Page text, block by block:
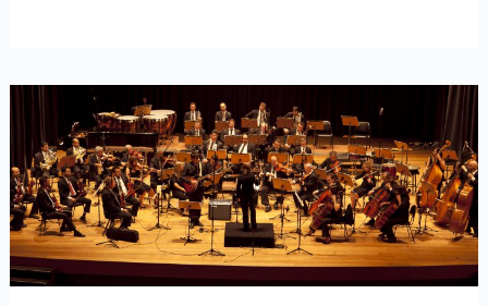
Românticos”
Auditório
da
FCM